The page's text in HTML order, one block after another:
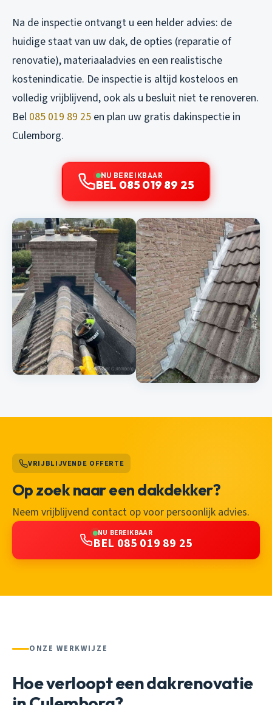
Na de inspectie ontvangt u een helder advies: de
huidige staat van uw dak, de opties (reparatie of
renovatie), materiaaladvies en een realistische
kostenindicatie. De inspectie is altijd kosteloos en
volledig vrijblijvend, ook als u besluit niet te renoveren.
Bel 085 019 89 25 en plan uw gratis dakinspectie in
Culemborg.
NU BEREIKBAAR
BEL 085 019 89 25
VRIJBLIJVENDE OFFERTE
Op zoek naar een dakdekker?
Neem vrijblijvend contact op voor persoonlijk advies.
NU BEREIKBAAR
BEL 085 019 89 25
ONZE WERKWIJZE
Hoe verloopt een dakrenovatie